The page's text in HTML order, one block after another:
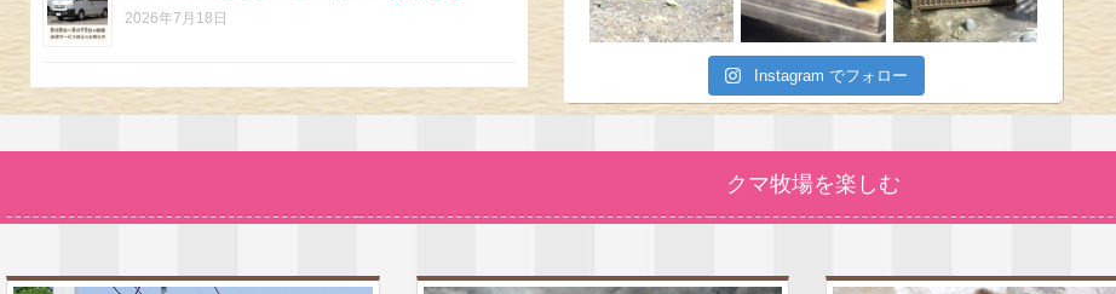
2026年7月18日
Instagram でフォロー
クマ牧場を楽しむ